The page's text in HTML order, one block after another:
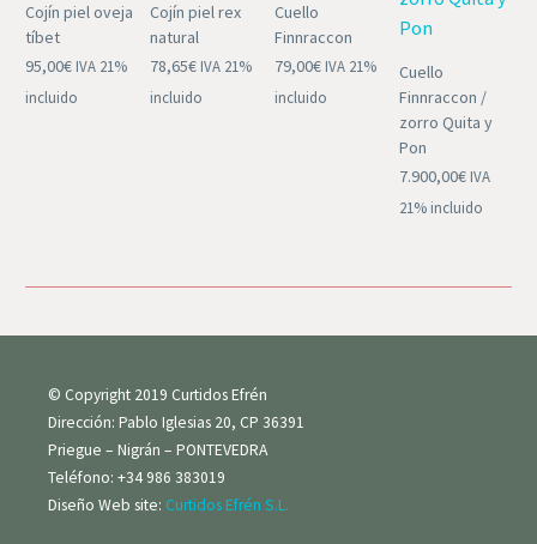
Cojín piel oveja
tíbet
95,00€ IVA 21%
incluido
Cojín piel rex
natural
78,65€ IVA 21%
incluido
Cuello
Finnraccon
79,00€ IVA 21%
incluido
Cuello
Finnraccon /
zorro Quita y
Pon
7.900,00€ IVA
21% incluido
© Copyright 2019 Curtidos Efrén
Dirección: Pablo Iglesias 20, CP 36391
Priegue – Nigrán – PONTEVEDRA
Teléfono: +34 986 383019
Diseño Web site: Curtidos Efrén S.L.